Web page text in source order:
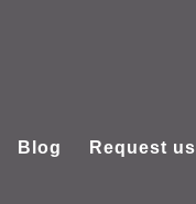
Blog Request us